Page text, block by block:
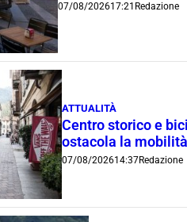
07/08/202617:21 Redazione
ATTUALITÀ
Centro storico e
ostacola la
07/08/202614:37Redazione